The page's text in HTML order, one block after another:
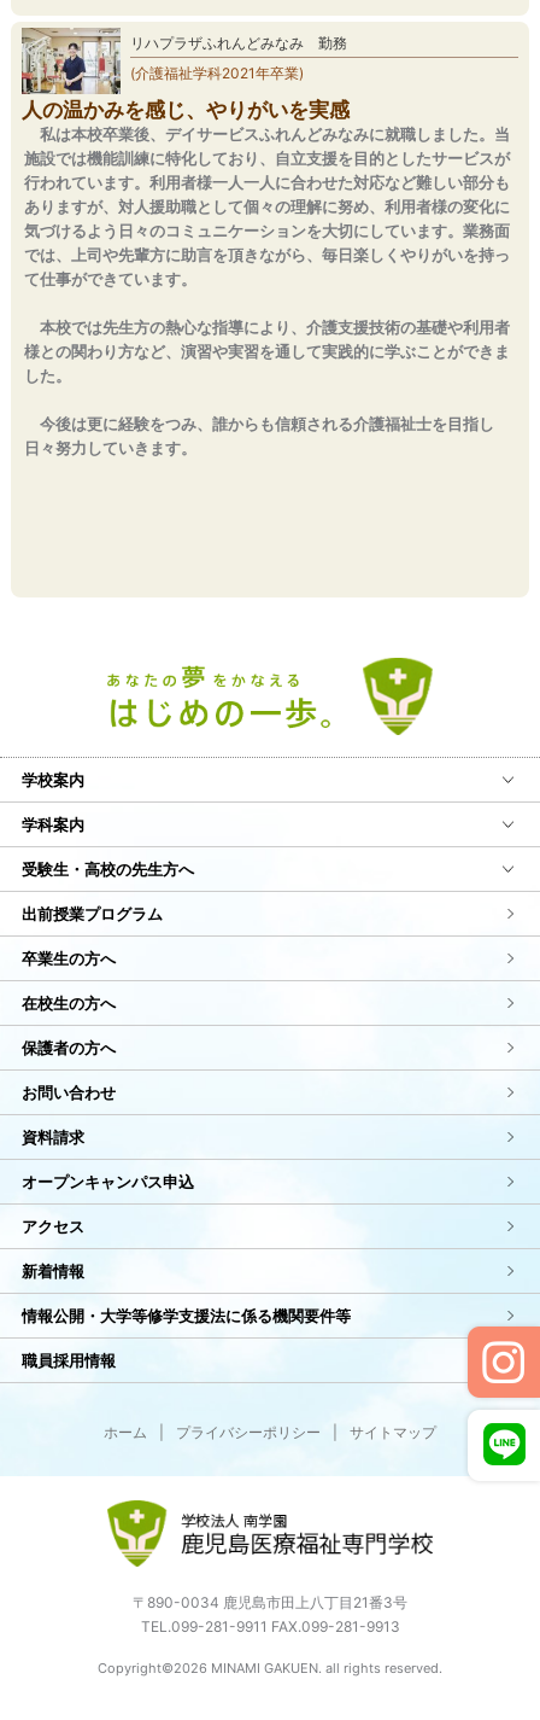
リハプラザふれんどみなみ 勤務
(介護福祉学科2021年卒業)
人の温かみを感じ、やりがいを実感
私は本校卒業後、デイサービスふれんどみなみに就職しました。当
施設では機能訓練に特化しており、自立支援を目的としたサービスが
行われています。利用者様一人一人に合わせた対応など難しい部分も
ありますが、対人援助職として個々の理解に努め、利用者様の変化に
気づけるよう日々のコミュニケーションを大切にしています。業務面
では、上司や先輩方に助言を頂きながら、毎日楽しくやりがいを持っ
て仕事ができています。
本校では先生方の熱心な指導により、介護支援技術の基礎や利用者
様との関わり方など、演習や実習を通して実践的に学ぶことができま
した。
今後は更に経験をつみ、誰からも信頼される介護福祉士を目指し
日々努力していきます。
学校案内
学科案内
受験生・高校の先生方へ
出前授業プログラム
卒業生の方へ
在校生の方へ
保護者の方へ
お問い合わせ
資料請求
オープンキャンパス申込
アクセス
新着情報
情報公開・大学等修学支援法に係る機関要件等
職員採用情報
ホーム プライバシーポリシー サイトマップ
〒890-0034 鹿児島市田上八丁目21番3号
TEL.099-281-9911 FAX.099-281-9913
Copyright©2026 MINAMI GAKUEN. all rights reserved.